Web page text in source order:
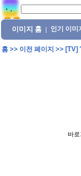
이미지 홈 인기 이미
홈>> 이전 페이지 >> [TV]
바